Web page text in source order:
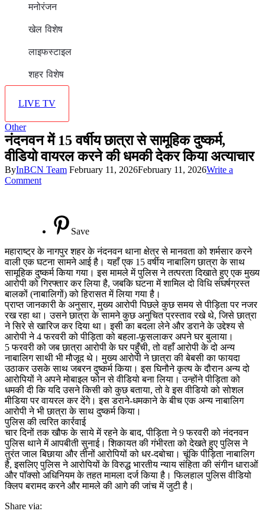
मनोरंजन
खेल विशेष
लाइफस्टाइल
शहर विशेष
LIVE TV
Other
नंदनवन में 15 वर्षीय छात्रा से सामूहिक दुष्कर्म,
वीडियो वायरल करने की धमकी देकर किया अत्याचार
ByInBCN Team February 11, 2026February 11, 2026Write a
Commenton
वर्षीय
छात्रा
सामूहिक
दुष्कर्म,
वीडियो
वायरल
करने
की
धमकी
देकर
किया
अत्याचार
Save
महाराष्ट्र के नागपुर शहर के नंदनवन थाना क्षेत्र से मानवता को शर्मसार करने
वाली एक घटना सामने आई है। यहाँ एक 15 वर्षीय नाबालिग छात्रा के साथ
सामूहिक दुष्कर्म किया गया। इस मामले में पुलिस ने तत्परता दिखाते हुए एक मुख्य
आरोपी को गिरफ्तार कर लिया है, जबकि घटना में शामिल दो विधि संघर्षग्रस्त
बालकों (नाबालिगों) को हिरासत में लिया गया है।
प्राप्त जानकारी के अनुसार, मुख्य आरोपी पिछले कुछ समय से पीड़िता पर नजर
रख रहा था। उसने छात्रा के सामने कुछ अनुचित प्रस्ताव रखे थे, जिसे छात्रा
ने सिरे से खारिज कर दिया था। इसी का बदला लेने और डराने के उद्देश्य से
आरोपी ने 4 फरवरी को पीड़िता को बहला-फूसलाकर अपने घर बुलाया।
5 फरवरी को जब छात्रा आरोपी के घर पहुँची, तो वहाँ आरोपी के दो अन्य
नाबालिग साथी भी मौजूद थे। मुख्य आरोपी ने छात्रा की बेबसी का फायदा
उठाकर उसके साथ जबरन दुष्कर्म किया। इस घिनौने कृत्य के दौरान अन्य दो
आरोपियों ने अपने मोबाइल फोन से वीडियो बना लिया। उन्होंने पीड़िता को
धमकी दी कि यदि उसने किसी को कुछ बताया, तो वे इस वीडियो को सोशल
मीडिया पर वायरल कर देंगे। इस डराने-धमकाने के बीच एक अन्य नाबालिग
आरोपी ने भी छात्रा के साथ दुष्कर्म किया।
पुलिस की त्वरित कार्रवाई
चार दिनों तक खौफ के साये में रहने के बाद, पीड़िता ने 9 फरवरी को नंदनवन
पुलिस थाने में आपबीती सुनाई। शिकायत की गंभीरता को देखते हुए पुलिस ने
तुरंत जाल बिछाया और तीनों आरोपियों को धर-दबोचा। चूंकि पीड़िता नाबालिग
है, इसलिए पुलिस ने आरोपियों के विरुद्ध भारतीय न्याय संहिता की संगीन धाराओं
और पॉक्सो अधिनियम के तहत मामला दर्ज किया है। फिलहाल पुलिस वीडियो
क्लिप बरामद करने और मामले की आगे की जांच में जुटी है।
Share via: